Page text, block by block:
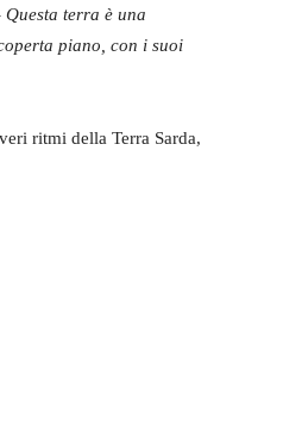
Questa terra è una
piano, con i suoi
ritmi della Terra Sarda,